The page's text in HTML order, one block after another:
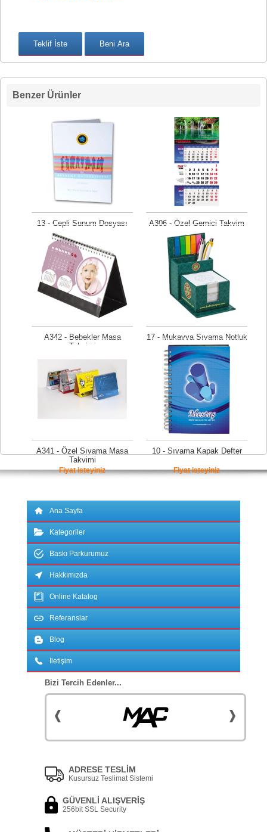
Benzer Ürünler
13 - Cepli Sunum Dosyası
Fiyat isteyiniz
A306 - Özel Gemici Takvim
Fiyat isteyiniz
A342 - Bebekler Masa
Takvimi
17 - Mukavva Sıvama Notluk
Fiyat isteyiniz
A341 - Özel Sıvama Masa
Takvimi
Fiyat isteyiniz
10 - Sıvama Kapak Defter
Fiyat isteyiniz
Ana Sayfa
Kategoriler
Baskı Parkurumuz
Hakkımızda
Online Katalog
Referanslar
Blog
İletişim
Bizi Tercih Edenler...
ADRESE TESLİM
Kusursuz Teslimat Sistemi
GÜVENLİ ALIŞVERİŞ
256bit SSL Security